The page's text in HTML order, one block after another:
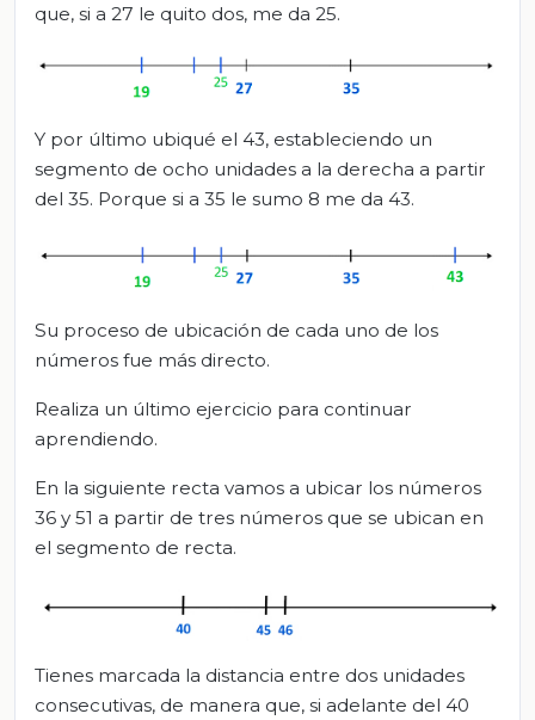
que, si a 27 le quito dos, me da 25.
Y por último ubiqué el 43, estableciendo un
segmento de ocho unidades a la derecha a partir
del 35. Porque si a 35 le sumo 8 me da 43.
Su proceso de ubicación de cada uno de los
números fue más directo.
Realiza un último ejercicio para continuar
aprendiendo.
En la siguiente recta vamos a ubicar los números
36 y 51 a partir de tres números que se ubican en
el segmento de recta.
Tienes marcada la distancia entre dos unidades
consecutivas, de manera que, si adelante del 40